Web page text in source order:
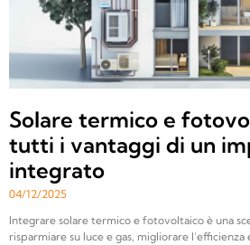
Solare termico e
tutti i vantaggi di un
integrato
04/12/2025
Integrare solare termico e fotovoltaico è una
risparmiare su luce e gas, migliorare